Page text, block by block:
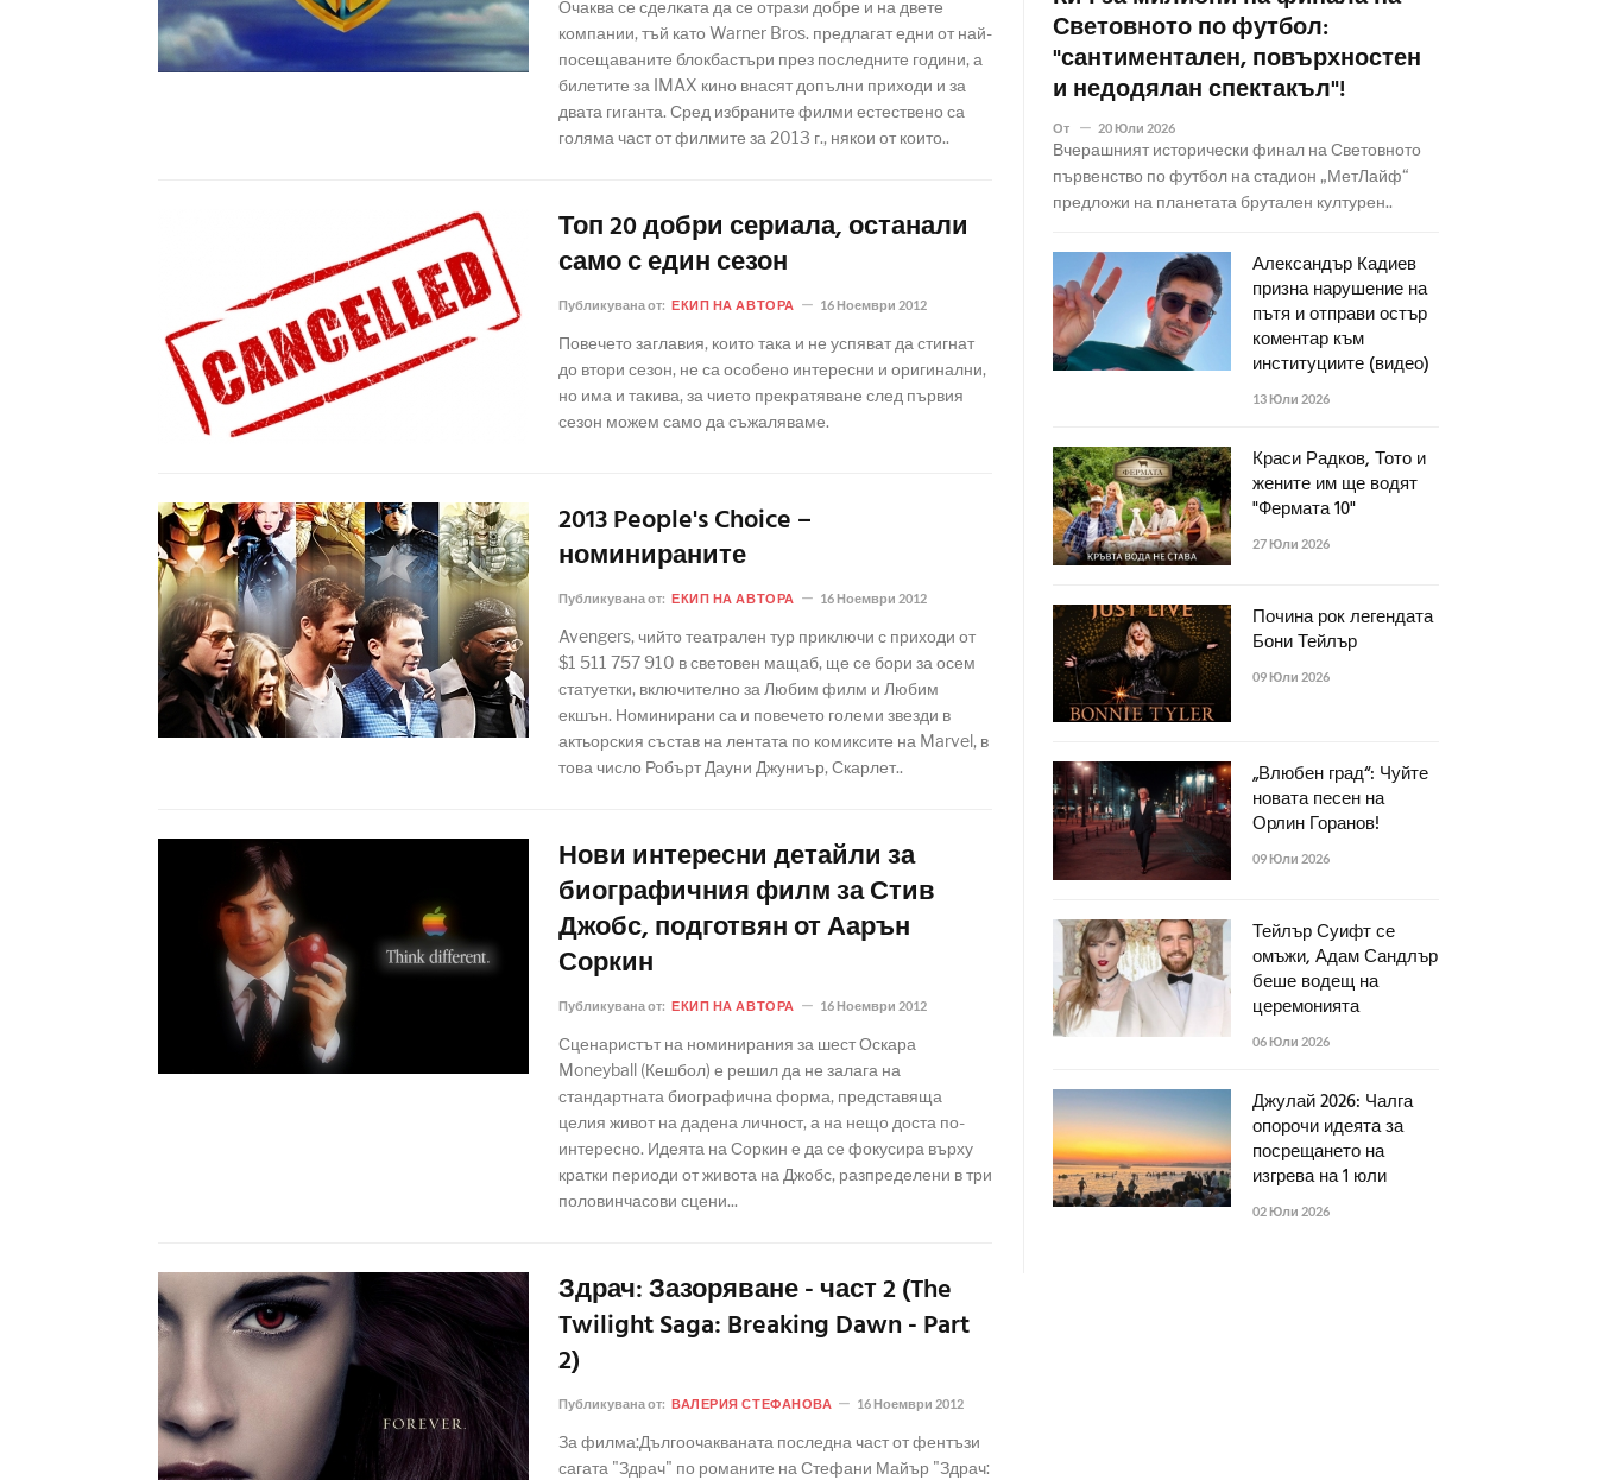
Очаква се сделката да се отрази добре и на двете
компании, тъй като Warner Bros. предлагат едни от най-
посещаваните блокбастъри през последните години, а
билетите за IMAX кино внасят допълни приходи и за
двата гиганта. Сред избраните филми естествено са
голяма част от филмите за 2013 г., някои от които..
Топ 20 добри сериала, останали
само с един сезон
Публикувана от: ЕКИП НА АВТОРА 16 Ноември 2012
Повечето заглавия, които така и не успяват да стигнат
до втори сезон, не са особено интересни и оригинални,
но има и такива, за чието прекратяване след първия
сезон можем само да съжаляваме.
2013 People's Choice –
номинираните
Публикувана от: ЕКИП НА АВТОРА 16 Ноември 2012
Avengers, чийто театрален тур приключи с приходи от
$1 511 757 910 в световен мащаб, ще се бори за осем
статуетки, включително за Любим филм и Любим
екшън. Номинирани са и повечето големи звезди в
актьорския състав на лентата по комиксите на Marvel, в
това число Робърт Дауни Джуниър, Скарлет..
Нови интересни детайли за
биографичния филм за Стив
Джобс, подготвян от Аарън
Соркин
Публикувана от: ЕКИП НА АВТОРА 16 Ноември 2012
Сценаристът на номинирания за шест Оскара
Moneyball (Кешбол) е решил да не залага на
стандартната биографична форма, представяща
целия живот на дадена личност, а на нещо доста по-
интересно. Идеята на Соркин е да се фокусира върху
кратки периоди от живота на Джобс, разпределени в три
половинчасови сцени...
Здрач: Зазоряване - част 2 (The
Twilight Saga: Breaking Dawn - Part
2)
Публикувана от: ВАЛЕРИЯ СТЕФАНОВА 16 Ноември 2012
За филма:Дългоочакваната последна част от фентъзи
сагата "Здрач" по романите на Стефани Майър "Здрач:
Световното по футбол:
"сантиментален, повърхностен
и недодялан спектакъл"!
От 20 Юли 2026
Вчерашният исторически финал на Световното
първенство по футбол на стадион „МетЛайф“
предложи на планетата брутален културен..
Александър Кадиев
призна нарушение на
пътя и отправи остър
коментар към
институциите (видео)
13 Юли 2026
Краси Радков, Тото и
жените им ще водят
"Фермата 10"
27 Юли 2026
Почина рок легендата
Бони Тейлър
09 Юли 2026
„Влюбен град“: Чуйте
новата песен на
Орлин Горанов!
09 Юли 2026
Тейлър Суифт се
омъжи, Адам Сандлър
беше водещ на
церемонията
06 Юли 2026
Джулай 2026: Чалга
опорочи идеята за
посрещането на
изгрева на 1 юли
02 Юли 2026